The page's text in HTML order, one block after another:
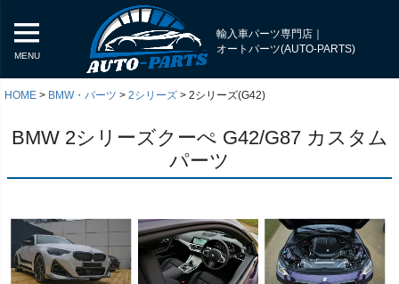
MENU
輸入車パーツ専門店｜
オートパーツ(AUTO-PARTS)
HOME BMW・パーツ 2シリーズ 2シリーズ(G42)
BMW 2シリーズクーぺ G42/G87 カスタム
パーツ